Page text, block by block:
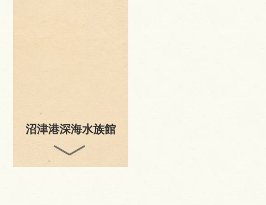
沼津港深海水族館